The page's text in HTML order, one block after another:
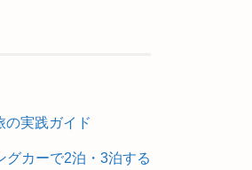
の実践ガイド
グカーで2泊・3泊する